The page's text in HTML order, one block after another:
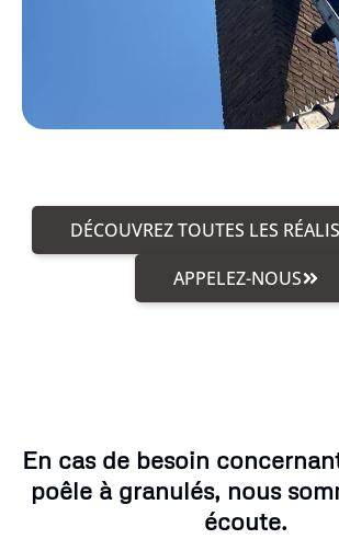
DÉCOUVREZ TOUTES LES
APPELEZ-NOUS
En cas de besoin
poêle à granulés, nous
écoute.